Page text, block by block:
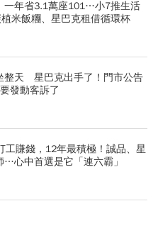
一年省3.1萬座101…小7推生活
米飯糰、星巴克租借循環杯
整天 星巴克出手了！門市公告
發動客訴了
工賺錢，12年最積極！誠品、星
…心中首選是它「連六霸」